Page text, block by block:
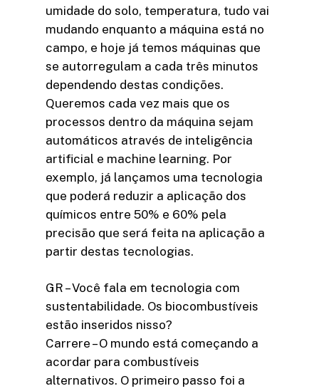
umidade do solo, temperatura, tudo vai
mudando enquanto a máquina está no
campo, e hoje já temos máquinas que
se autorregulam a cada três minutos
dependendo destas condições.
Queremos cada vez mais que os
processos dentro da máquina sejam
automáticos através de inteligência
artificial e machine learning. Por
exemplo, já lançamos uma tecnologia
que poderá reduzir a aplicação dos
químicos entre 50% e 60% pela
precisão que será feita na aplicação a
partir destas tecnologias.
GR – Você fala em tecnologia com
sustentabilidade. Os biocombustíveis
estão inseridos nisso?
Carrere – O mundo está começando a
acordar para combustíveis
alternativos. O primeiro passo foi a